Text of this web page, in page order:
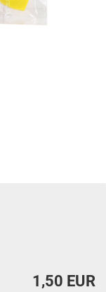
1,50 EUR